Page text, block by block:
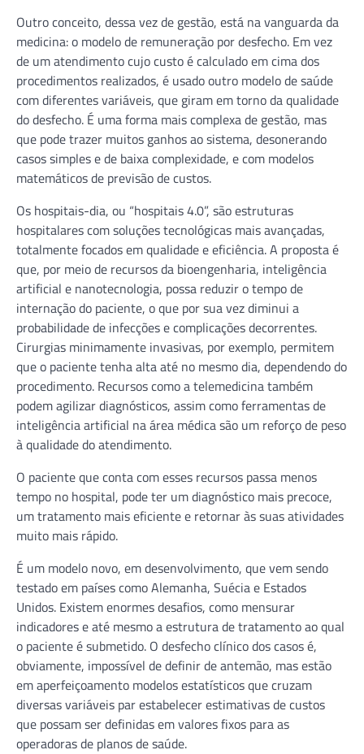
Outro conceito, dessa vez de gestão, está na vanguarda da
medicina: o modelo de remuneração por desfecho. Em vez
de um atendimento cujo custo é calculado em cima dos
procedimentos realizados, é usado outro modelo de saúde
com diferentes variáveis, que giram em torno da qualidade
do desfecho. É uma forma mais complexa de gestão, mas
que pode trazer muitos ganhos ao sistema, desonerando
casos simples e de baixa complexidade, e com modelos
matemáticos de previsão de custos.
Os hospitais-dia, ou “hospitais 4.0”, são estruturas
hospitalares com soluções tecnológicas mais avançadas,
totalmente focados em qualidade e eficiência. A proposta é
que, por meio de recursos da bioengenharia, inteligência
artificial e nanotecnologia, possa reduzir o tempo de
internação do paciente, o que por sua vez diminui a
probabilidade de infecções e complicações decorrentes.
Cirurgias minimamente invasivas, por exemplo, permitem
que o paciente tenha alta até no mesmo dia, dependendo do
procedimento. Recursos como a telemedicina também
podem agilizar diagnósticos, assim como ferramentas de
inteligência artificial na área médica são um reforço de peso
à qualidade do atendimento.
O paciente que conta com esses recursos passa menos
tempo no hospital, pode ter um diagnóstico mais precoce,
um tratamento mais eficiente e retornar às suas atividades
muito mais rápido.
É um modelo novo, em desenvolvimento, que vem sendo
testado em países como Alemanha, Suécia e Estados
Unidos. Existem enormes desafios, como mensurar
indicadores e até mesmo a estrutura de tratamento ao qual
o paciente é submetido. O desfecho clínico dos casos é,
obviamente, impossível de definir de antemão, mas estão
em aperfeiçoamento modelos estatísticos que cruzam
diversas variáveis par estabelecer estimativas de custos
que possam ser definidas em valores fixos para as
operadoras de planos de saúde.